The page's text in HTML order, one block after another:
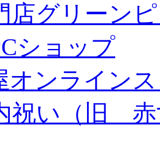
店グリーン
ショップ
オンライン
祝い（旧 赤